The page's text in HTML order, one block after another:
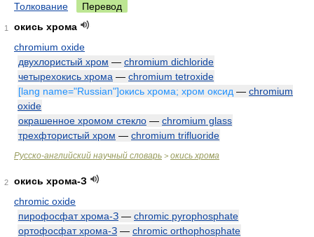
Толкование Перевод
1
окись хрома
chromium oxide
двухлористый хром — chromium dichloride
четырехокись хрома — chromium tetroxide
[lang name="Russian"]окись хрома; хром оксид — chromium
oxide
окрашенное хромом стекло — chromium glass
трехфтористый хром — chromium trifluoride
Русско-английский научный словарь > окись хрома
2
окись хрома-З
chromic oxide
пирофосфат хрома-З — chromic pyrophosphate
ортофосфат хрома-З — chromic orthophosphate